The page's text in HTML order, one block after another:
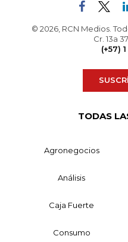
© 2026, RCN Medios.
Cr. 13a
(+57)
TODAS
Agronegocios
Análisis
Caja Fuerte
Consumo